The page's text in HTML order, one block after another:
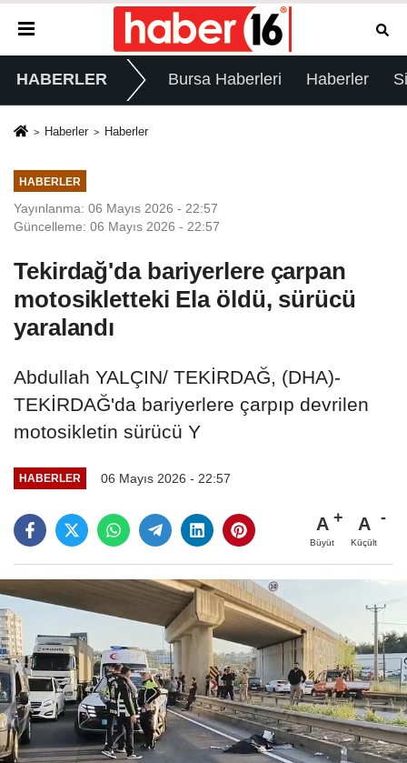
HABERLER Bursa Haberleri Haberler
Haberler Haberler
HABERLER
Yayınlanma: 06 Mayıs 2026 - 22:57
Güncelleme: 06 Mayıs 2026 - 22:57
Tekirdağ'da bariyerlere çarpan
motosikletteki Ela öldü, sürücü
yaralandı
Abdullah YALÇIN/ TEKİRDAĞ, (DHA)-
TEKİRDAĞ'da bariyerlere çarpıp devrilen
motosikletin sürücü Y
HABERLER 06 Mayıs 2026 - 22:57
A
Büyüt
A
Küçült